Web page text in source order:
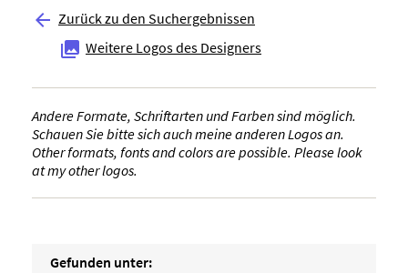
 Zurück zu den Suchergebnissen
 Weitere Logos des Designers
Andere Formate, Schriftarten und Farben sind möglich.
Schauen Sie bitte sich auch meine anderen Logos an.
Other formats, fonts and colors are possible. Please look
at my other logos.
Gefunden unter: